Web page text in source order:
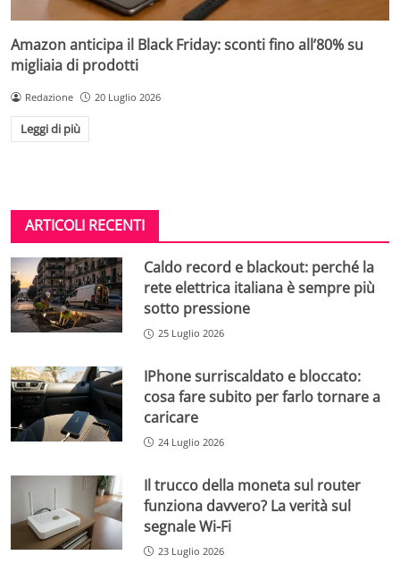
Amazon anticipa il Black Friday: sconti fino all’80% su
migliaia di prodotti
Redazione 20 Luglio 2026
Leggi di più
ARTICOLI RECENTI
Caldo record e blackout: perché la
rete elettrica italiana è sempre più
sotto pressione
25 Luglio 2026
IPhone surriscaldato e bloccato:
cosa fare subito per farlo tornare a
caricare
24 Luglio 2026
Il trucco della moneta sul router
funziona davvero? La verità sul
segnale Wi-Fi
23 Luglio 2026